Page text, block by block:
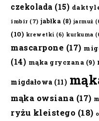
czekolada (15)
imbir (7) jabłka (8) jarmuż
(10) krewetki (6) kurkuma
mascarpone (17)
(14) mąka gryczana (9)
migdałowa (11)
mąka owsiana (17)
ryżu kleistego (18)